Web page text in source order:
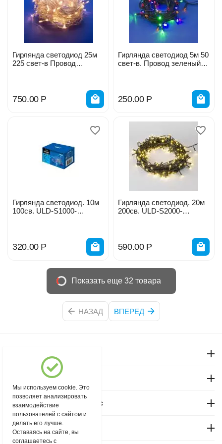
Гирлянда светодиод 25м
225 свет-в Провод
750.00 Р
Гирлянда светодиод 5м 50
свет-в. Провод зеленый
250.00 Р
Гирлянда светодиод. 10м
100св. ULD-S1000-
320.00 Р
Гирлянда светодиод. 20м
200св. ULD-S2000-
590.00 Р
Показать еще 32 товара
НАЗАД ВПЕРЕД
Магазин "Северный"
Покупательский сервис
Контакты
Мы используем cookie. Это
позволяет анализировать
взаимодействие
пользователей с сайтом и
делать его лучше.
Оставаясь на сайте, вы
соглашаетесь с